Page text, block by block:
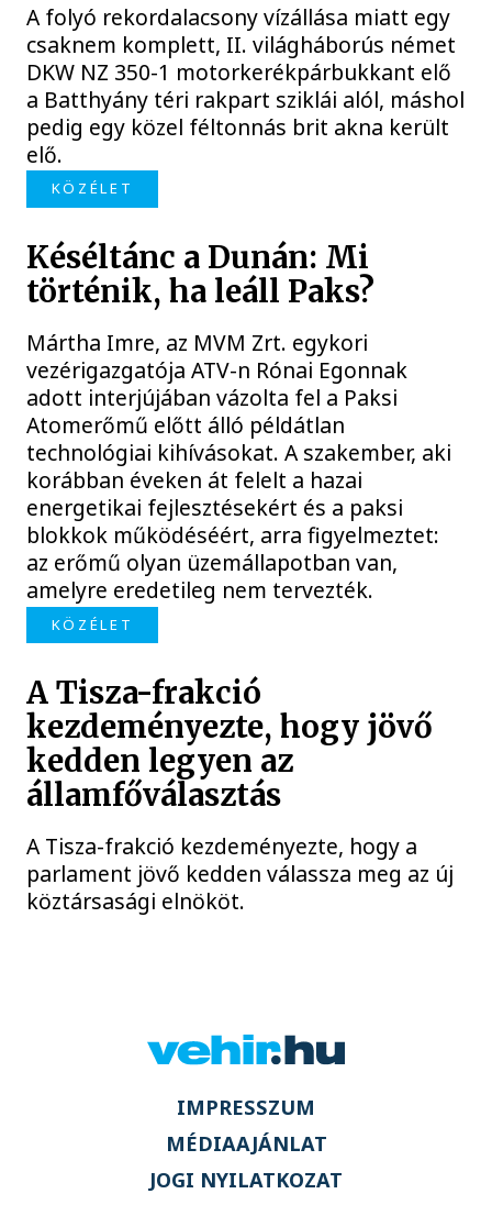
A folyó rekordalacsony vízállása miatt egy
csaknem komplett, II. világháborús német
DKW NZ 350-1 motorkerékpárbukkant elő
a Batthyány téri rakpart sziklái alól, máshol
pedig egy közel féltonnás brit akna került
elő.
KÖZÉLET
Késéltánc a Dunán: Mi
történik, ha leáll Paks?
Mártha Imre, az MVM Zrt. egykori
vezérigazgatója ATV-n Rónai Egonnak
adott interjújában vázolta fel a Paksi
Atomerőmű előtt álló példátlan
technológiai kihívásokat. A szakember, aki
korábban éveken át felelt a hazai
energetikai fejlesztésekért és a paksi
blokkok működéséért, arra figyelmeztet:
az erőmű olyan üzemállapotban van,
amelyre eredetileg nem tervezték.
KÖZÉLET
A Tisza-frakció
kezdeményezte, hogy jövő
kedden legyen az
államfőválasztás
A Tisza-frakció kezdeményezte, hogy a
parlament jövő kedden válassza meg az új
köztársasági elnököt.
IMPRESSZUM
MÉDIAAJÁNLAT
JOGI NYILATKOZAT